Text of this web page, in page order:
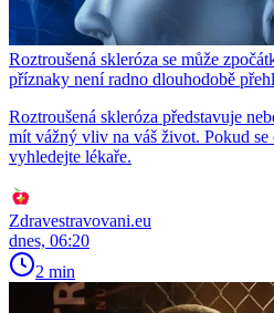
Roztroušená skleróza se může
příznaky není radno dlouhodobě
Roztroušená skleróza představuje
mít vážný vliv na váš život. Pokud
vyhledejte lékaře.
Zdravestravovani.eu
dnes, 06:20
2 min